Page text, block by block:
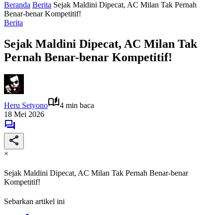
Beranda Berita Sejak Maldini Dipecat, AC Milan Tak Pernah
Benar-benar Kompetitif!
Berita
Sejak Maldini Dipecat, AC Milan Tak
Pernah Benar-benar Kompetitif!
Heru Setyono
4 min baca
18 Mei 2026
×
Sejak Maldini Dipecat, AC Milan Tak Pernah Benar-benar
Kompetitif!
Sebarkan artikel ini